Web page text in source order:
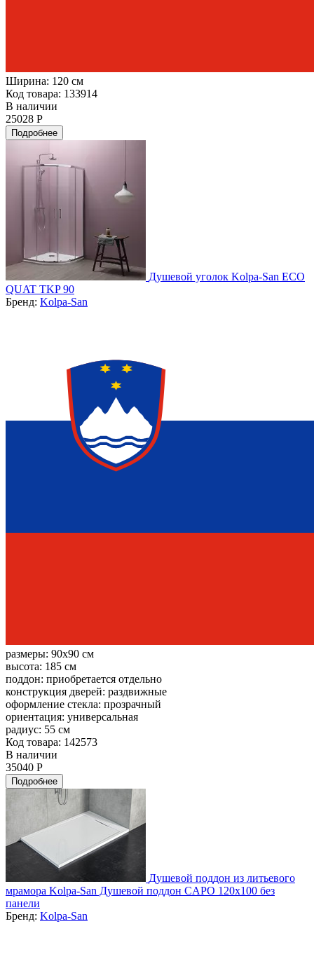
Ширина: 120 см
Код товара: 133914
В наличии
25028 Р
Подробнее
Душевой уголок Kolpa-San ECO
QUAT TKP 90
Бренд: Kolpa-San
размеры: 90x90 см
высота: 185 см
поддон: приобретается отдельно
конструкция дверей: раздвижные
оформление стекла: прозрачный
ориентация: универсальная
радиус: 55 см
Код товара: 142573
В наличии
35040 Р
Подробнее
Душевой поддон из литьевого
мрамора Kolpa-San Душевой поддон CAPO 120x100 без
панели
Бренд: Kolpa-San